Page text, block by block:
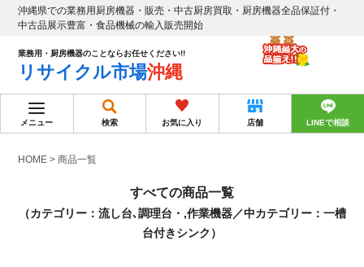
沖縄県での業務用厨房機器・販売・中古厨房買取・厨房機器全品保証付・
中古品展示豊富・食品機械の輸入販売開始
業務用・厨房機器のことならお任せください!!
リサイクル市場沖縄
メニュー 検索 お気に入り 店舗 LINEで相談
HOME >商品一覧
すべての商品一覧
（カテゴリー：流し台､調理台・,作業機器／中カテゴリー：一槽
台付きシンク）